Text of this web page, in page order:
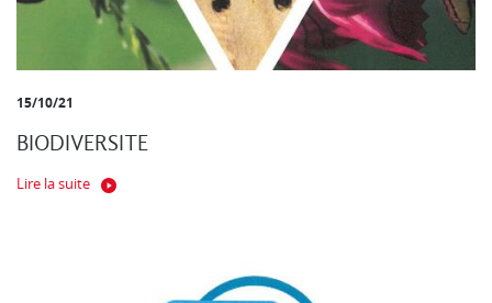
15/10/21
BIODIVERSITE
Lire la suite